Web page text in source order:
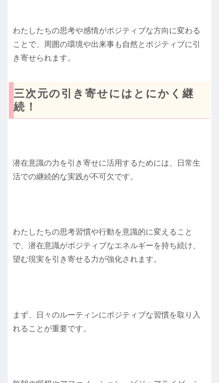
わたしたちの思考や感情がポジティブな方向に変わる
ことで、周囲の環境や出来事も自然とポジティブに引
き寄せられます。
三次元の引き寄せにはとにかく継
続！
潜在意識の力を引き寄せに活用するためには、日常生
活での継続的な実践が不可欠です。
わたしたちの思考習慣や行動を意識的に変えること
で、潜在意識がポジティブなエネルギーを持ち続け、
望む現実を引き寄せる力が強化されます。
まず、日々のルーティンにポジティブな習慣を取り入
れることが重要です。